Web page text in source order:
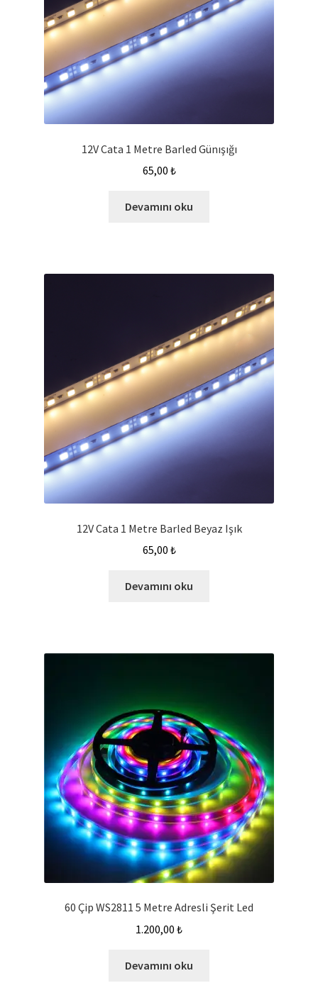
12V Cata 1 Metre Barled Günışığı
65,00 ₺
Devamını oku
12V Cata 1 Metre Barled Beyaz Işık
65,00 ₺
Devamını oku
60 Çip WS2811 5 Metre Adresli Şerit Led
1.200,00 ₺
Devamını oku